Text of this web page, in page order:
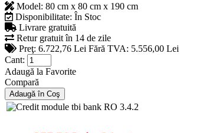
Model: 80 cm x 80 cm x 190 cm
Disponibilitate: În Stoc
Livrare gratuită
Retur gratuit în 14 de zile
Preţ: 6.722,76 Lei Fără TVA: 5.556,00 Lei
Cant:
Adaugă la Favorite
Compară